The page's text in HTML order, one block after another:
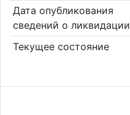
Дата опубликования
сведений о ликвидации
Текущее состояние